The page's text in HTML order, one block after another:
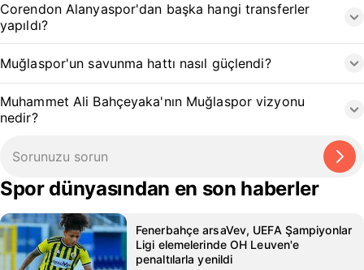
Corendon Alanyaspor'dan başka hangi transferler
yapıldı?
Muğlaspor'un savunma hattı nasıl güçlendi?
Muhammet Ali Bahçeyaka'nın Muğlaspor vizyonu
nedir?
Spor dünyasından en son haberler
Fenerbahçe arsaVev, UEFA Şampiyonlar
Ligi elemelerinde OH Leuven'e
penaltılarla yenildi